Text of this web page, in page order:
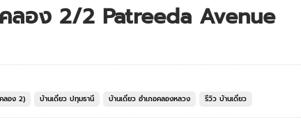
ลอง 2/2 Patreeda Avenue
ลอง 2) บ้านเดี่ยว ปทุมธานี บ้านเดี่ยว อำเภอคลองหลวง รีวิว บ้านเดี่ยว